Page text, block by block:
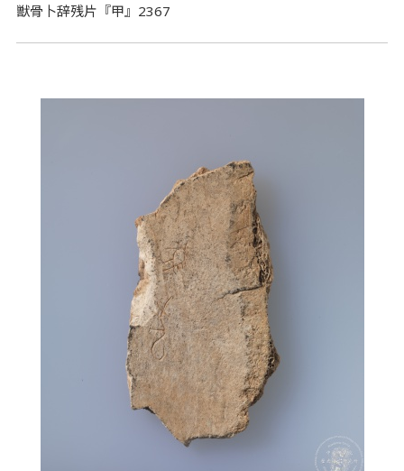
獣骨卜辞残片『甲』2367